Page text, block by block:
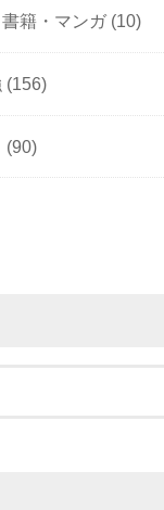
籍・マンガ (10)
(156)
(90)